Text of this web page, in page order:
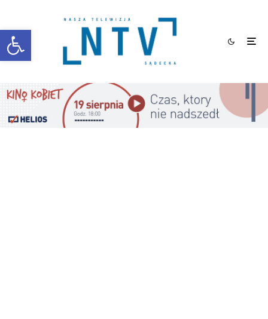
Otwórz pasek narzędzi